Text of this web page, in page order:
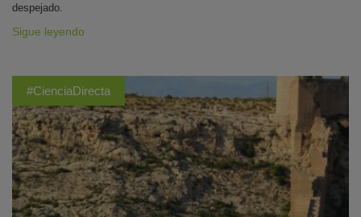
despejado.
Sigue leyendo
#CienciaDirecta